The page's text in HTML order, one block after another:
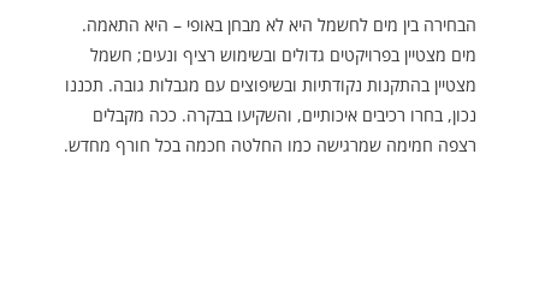
הבחירה בין מים לחשמל היא לא מבחן באופי – היא התאמה.
מים מצטיין בפרויקטים גדולים ובשימוש רציף ונעים; חשמל
מצטיין בהתקנות נקודתיות ובשיפוצים עם מגבלות גובה. תכננו
נכון, בחרו רכיבים איכותיים, והשקיעו בבקרה. ככה מקבלים
רצפה חמימה שמרגישה כמו החלטה חכמה בכל חורף מחדש.